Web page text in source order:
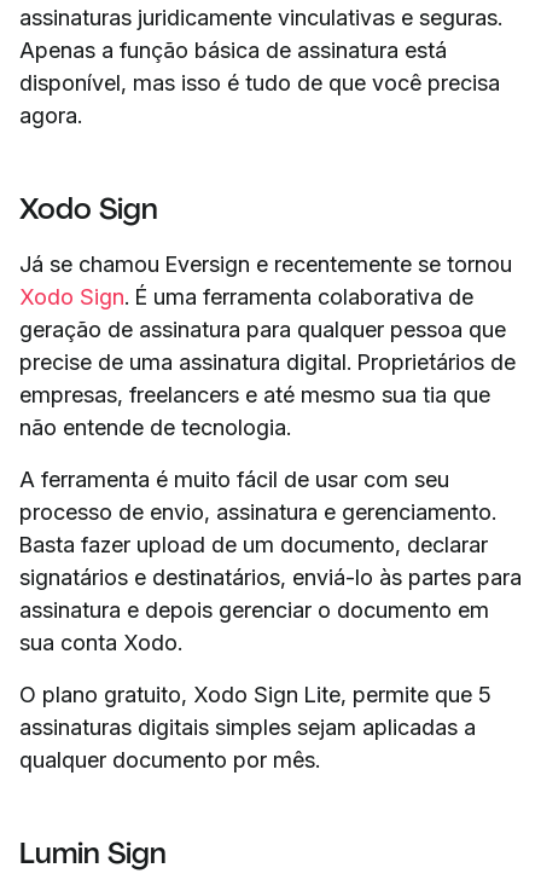
assinaturas juridicamente vinculativas e seguras.
Apenas a função básica de assinatura está
disponível, mas isso é tudo de que você precisa
agora.
Xodo Sign
Já se chamou Eversign e recentemente se tornou
Xodo Sign. É uma ferramenta colaborativa de
geração de assinatura para qualquer pessoa que
precise de uma assinatura digital. Proprietários de
empresas, freelancers e até mesmo sua tia que
não entende de tecnologia.
A ferramenta é muito fácil de usar com seu
processo de envio, assinatura e gerenciamento.
Basta fazer upload de um documento, declarar
signatários e destinatários, enviá-lo às partes para
assinatura e depois gerenciar o documento em
sua conta Xodo.
O plano gratuito, Xodo Sign Lite, permite que 5
assinaturas digitais simples sejam aplicadas a
qualquer documento por mês.
Lumin Sign